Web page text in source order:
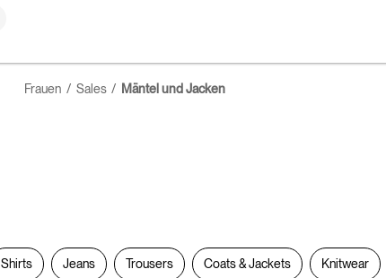
Frauen Sales Mäntel und Jacken
Shirts Jeans Trousers Coats & Jackets Knitwear